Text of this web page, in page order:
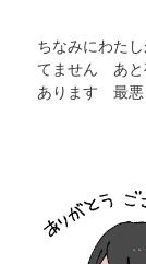
ちなみにわた
てません あと
あります 最悪